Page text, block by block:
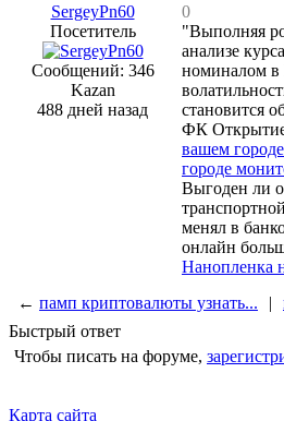
SergeyPn60
Посетитель
Сообщений: 346
Kazan
488 дней назад
0
"Выполняя
анализе
номиналом в
становится
ФК Открытие
вашем
городе
Выгоден ли
менял в
онлайн
Нанопленка
← памп криптовалюты узнать... |
Быстрый ответ
Чтобы писать на форуме,
Карта сайта